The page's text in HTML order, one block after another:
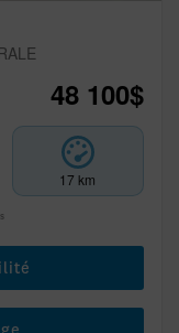
48 100$
17 km